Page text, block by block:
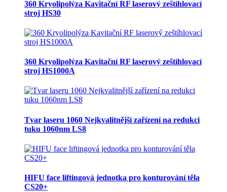
360 Kryolipolýza Kavitační RF laserový zeštíhlovací
stroj HS30
360 Kryolipolýza Kavitační RF laserový zeštíhlovací
stroj HS1000A
Tvar laseru 1060 Nejkvalitnější zařízení na redukci
tuku 1060nm LS8
HIFU face liftingová jednotka pro konturování těla
CS20+